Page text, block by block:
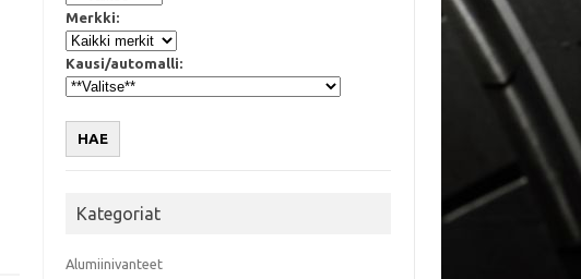
Merkki:
Kausi/automalli:
HAE
Kategoriat
Alumiinivanteet